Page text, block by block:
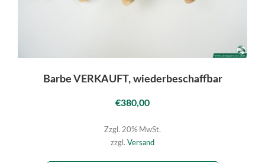
Barbe VERKAUFT, wiederbeschaffbar
€380,00
Zzgl. 20% MwSt.
zzgl. Versand